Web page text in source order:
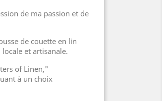
de ma passion et de
de couette en lin
et artisanale.
of Linen,"
à un choix